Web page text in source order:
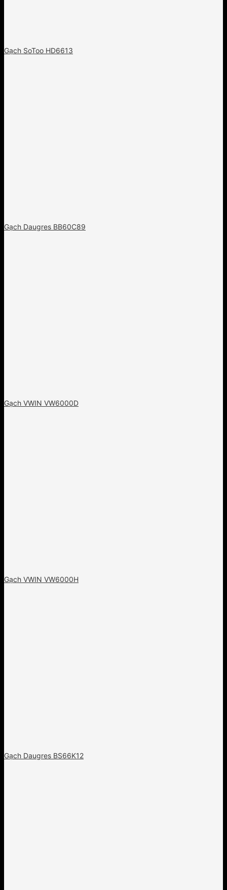
Gạch SoToo HD6613
Gạch Daugres BB60C89
Gạch VWIN VW6000D
Gạch VWIN VW6000H
Gạch Daugres BS66K12